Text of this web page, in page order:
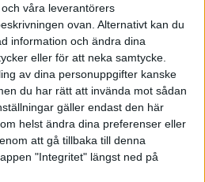
våra leverantörers
ovan. Alternativt kan du
information och ändra dina
eller för att neka samtycke.
av dina personuppgifter kanske
du har rätt att invända mot sådan
gäller endast den här
helst ändra dina preferenser eller
att gå tillbaka till denna
"Integritet" längst ned på
i
att
Det anser
och
Dethleffs,
sitt senaste